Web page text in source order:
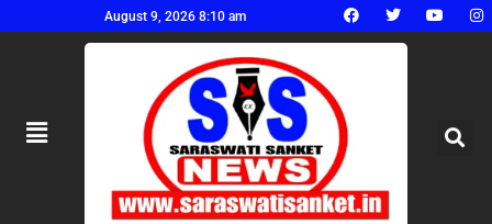
August 9, 2026 8:10 am